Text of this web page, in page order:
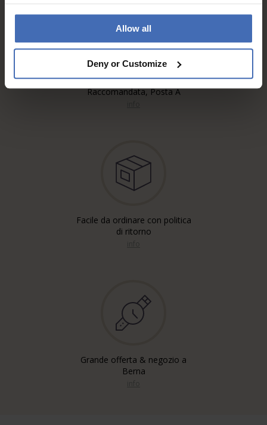
Allow all
Deny or Customize
Spedizione gratuita'*
Raccomandata, Posta A
Facile da ordinare con politica
di ritorno
Grande offerta & negozio a
Berna